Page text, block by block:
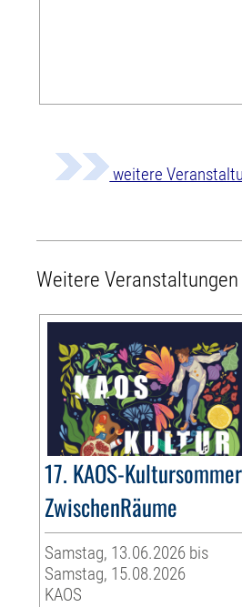
weitere
Weitere
17. KAOS-
ZwischenRäume
Samstag, 13.06.2026 bis
Samstag, 15.08.2026
KAOS